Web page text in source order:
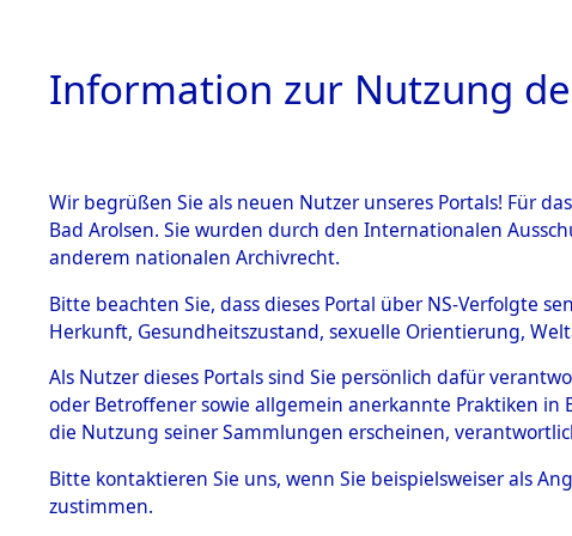
HOME
BESTÄNDE
Inhaftierungsdoku
mente
5. Verschiedenes
Todesmärsche
5.3.1 Alliierte
Aktion
(84611965)
Information zur Nutzung
Wir begrüßen Sie als neuen Nutzer unseres Portals! Für
Bad Arolsen. Sie wurden durch den Internationalen
anderem nationalen Archivrecht.
Bitte beachten Sie, dass dieses Portal über NS-Verfolgte
Herkunft, Gesundheitszustand, sexuelle Orientierung,
Als Nutzer dieses Portals sind Sie persönlich dafür
oder Betroffener sowie allgemein anerkannte Praktiken
die Nutzung seiner Sammlungen erscheinen,
Bitte kontaktieren Sie uns, wenn Sie beispielsweiser als
zustimmen.